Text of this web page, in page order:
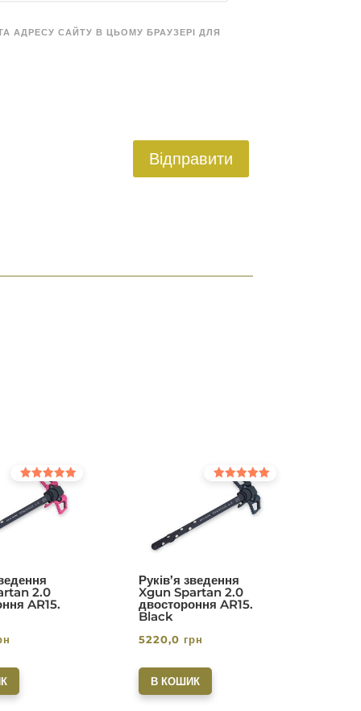
АДРЕСУ САЙТУ В ЦЬОМУ БРАУЗЕРІ ДЛЯ
Відправити
2.0
AR15.
Оцінено в
з 5
Руків’я зведення
Xgun Spartan 2.0
двостороння AR15.
Black
Оцінено в
з 5
5220,0 грн
В КОШИК